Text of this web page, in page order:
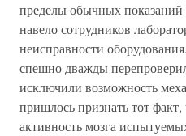
пределы обычных
навело сотрудников
неисправности
спешно дважды
исключили возможность
пришлось признать тот факт,
активность мозга